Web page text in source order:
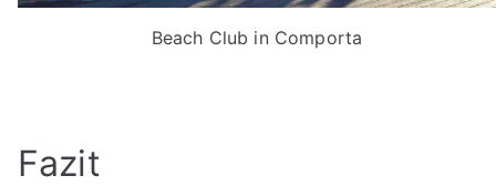
Beach Club in Comporta
Fazit